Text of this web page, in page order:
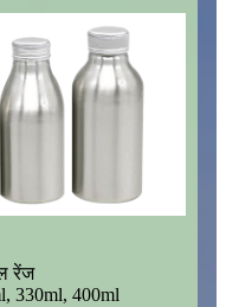
रेंज
330ml, 400ml